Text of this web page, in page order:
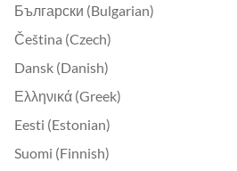
Български (Bulgarian)
Čeština (Czech)
Dansk (Danish)
Ελληνικά (Greek)
Eesti (Estonian)
Suomi (Finnish)